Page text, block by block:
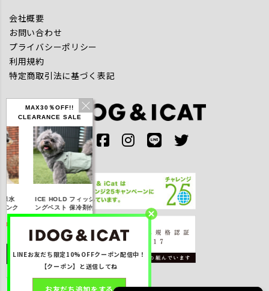
MAX30％OFF!!
CLEARANCE SALE
HOLD フィッシ
グベスト 保冷剤付
20％OFF】3,168
円(税込み)
詳しく見る
IDOG ICE HOLD ネ
ッククーラー 保冷剤
円(税込み)
詳しく見る
テックタンク 遮熱
UVカット
円(税込み)
詳しく見る
会社概要
お問い合わせ
プライバシーポリシー
利用規約
特定商取引法に基づく表記
LINEお友だち限定10%OFFクーポン配信中！
【クーポン】と送信してね
お友だち追加をする